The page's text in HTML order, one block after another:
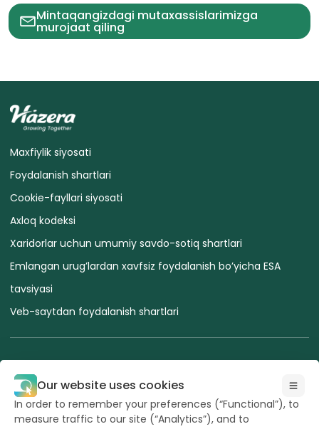
Mintaqangizdagi mutaxassislarimizga
murojaat qiling
Maxfiylik siyosati
Foydalanish shartlari
Cookie-fayllari siyosati
Axloq kodeksi
Xaridorlar uchun umumiy savdo-sotiq shartlari
Emlangan urug’lardan xavfsiz foydalanish bo’yicha ESA
tavsiyasi
Veb-saytdan foydalanish shartlari
Hazeraga tegishli
2026
Our website uses cookies
In order to remember your preferences (“Functional”), to
measure traffic to our site (“Analytics”), and to